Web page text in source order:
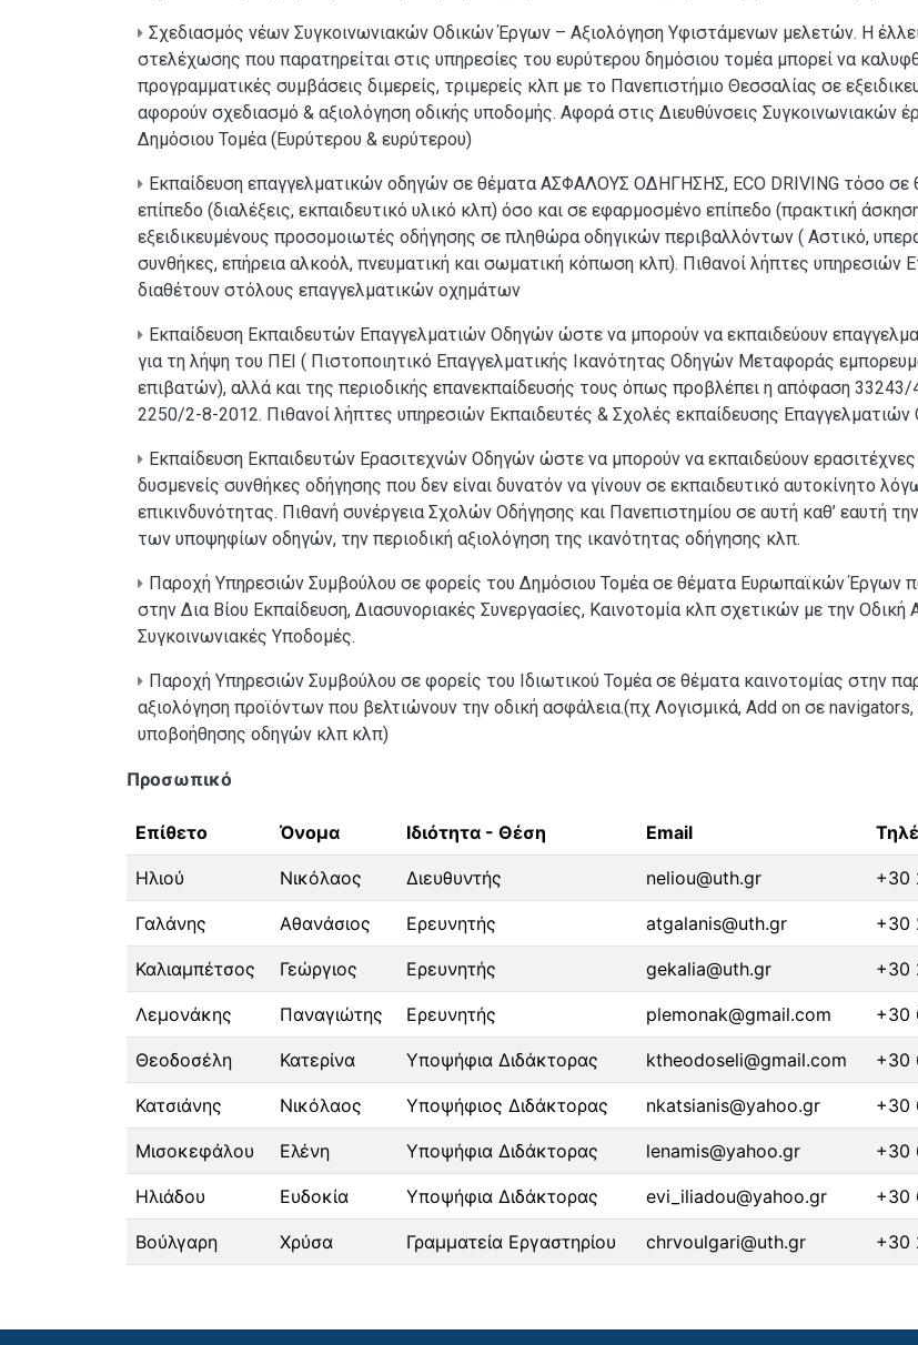
Σχεδιασμός νέων Συγκοινωνιακών Οδικών Έργων – Αξιολόγηση Υφιστάμενων μελετών. Η
στελέχωσης που παρατηρείται στις υπηρεσίες του ευρύτερου δημόσιου τομέα μπορεί να
προγραμματικές συμβάσεις διμερείς, τριμερείς κλπ με το Πανεπιστήμιο Θεσσαλίας σε
αφορούν σχεδιασμό & αξιολόγηση οδικής υποδομής. Αφορά στις Διευθύνσεις Συγκοινωνιακών
Δημόσιου Τομέα (Ευρύτερου & ευρύτερου)
Εκπαίδευση επαγγελματικών οδηγών σε θέματα ΑΣΦΑΛΟΥΣ ΟΔΗΓΗΣΗΣ, ECO DRIVING τόσο σε
επίπεδο (διαλέξεις, εκπαιδευτικό υλικό κλπ) όσο και σε εφαρμοσμένο επίπεδο (πρακτική
εξειδικευμένους προσομοιωτές οδήγησης σε πληθώρα οδηγικών περιβαλλόντων ( Αστικό,
συνθήκες, επήρεια αλκοόλ, πνευματική και σωματική κόπωση κλπ). Πιθανοί λήπτες υπηρεσιών
διαθέτουν στόλους επαγγελματικών οχημάτων
Εκπαίδευση Εκπαιδευτών Επαγγελματιών Οδηγών ώστε να μπορούν να εκπαιδεύουν
για τη λήψη του ΠΕΙ ( Πιστοποιητικό Επαγγελματικής Ικανότητας Οδηγών Μεταφοράς
επιβατών), αλλά και της περιοδικής επανεκπαίδευσής τους όπως προβλέπει η απόφαση
2250/2-8-2012. Πιθανοί λήπτες υπηρεσιών Εκπαιδευτές & Σχολές εκπαίδευσης Επαγγελματιών
Εκπαίδευση Εκπαιδευτών Ερασιτεχνών Οδηγών ώστε να μπορούν να εκπαιδεύουν
δυσμενείς συνθήκες οδήγησης που δεν είναι δυνατόν να γίνουν σε εκπαιδευτικό αυτοκίνητο
επικινδυνότητας. Πιθανή συνέργεια Σχολών Οδήγησης και Πανεπιστημίου σε αυτή καθ’ εαυτή
των υποψηφίων οδηγών, την περιοδική αξιολόγηση της ικανότητας οδήγησης κλπ.
Παροχή Υπηρεσιών Συμβούλου σε φορείς του Δημόσιου Τομέα σε θέματα Ευρωπαϊκών Έργων
στην Δια Βίου Εκπαίδευση, Διασυνοριακές Συνεργασίες, Καινοτομία κλπ σχετικών με την Οδική
Συγκοινωνιακές Υποδομές.
Παροχή Υπηρεσιών Συμβούλου σε φορείς του Ιδιωτικού Τομέα σε θέματα καινοτομίας στην
αξιολόγηση προϊόντων που βελτιώνουν την οδική ασφάλεια.(πχ Λογισμικά, Add on σε
υποβοήθησης οδηγών κλπ κλπ)
Προσωπικό
Επίθετο Όνομα Ιδιότητα - Θέση Email
Ηλιού Νικόλαος Διευθυντής neliou@uth.gr +30
Γαλάνης Αθανάσιος Ερευνητής atgalanis@uth.gr +30
Καλιαμπέτσος Γεώργιος Ερευνητής gekalia@uth.gr +30
Λεμονάκης Παναγιώτης Ερευνητής plemonak@gmail.com +30
Θεοδοσέλη Κατερίνα Υποψήφια Διδάκτορας ktheodoseli@gmail.com +30
Κατσιάνης Νικόλαος Υποψήφιος Διδάκτορας nkatsianis@yahoo.gr +30
Μισοκεφάλου Ελένη Υποψήφια Διδάκτορας lenamis@yahoo.gr +30
Ηλιάδου Ευδοκία Υποψήφια Διδάκτορας evi_iliadou@yahoo.gr +30
Βούλγαρη Χρύσα Γραμματεία Εργαστηρίου chrvoulgari@uth.gr +30